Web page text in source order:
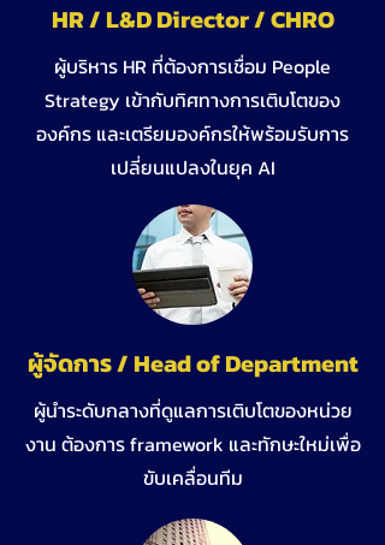
HR / L&D Director / CHRO
ผู้บริหาร HR ที่ต้องการเชื่อม People
Strategy เข้ากับทิศทางการเติบโตของ
องค์กร และเตรียมองค์กรให้พร้อมรับการ
เปลี่ยนแปลงในยุค AI
ผู้จัดการ / Head of Department
ผู้นำระดับกลางที่ดูแลการเติบโตของหน่วย
งาน ต้องการ framework และทักษะใหม่เพื่อ
ขับเคลื่อนทีม